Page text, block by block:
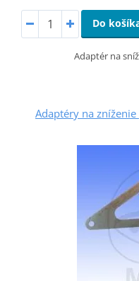
Do
Adaptér na
Adaptéry na zníženie